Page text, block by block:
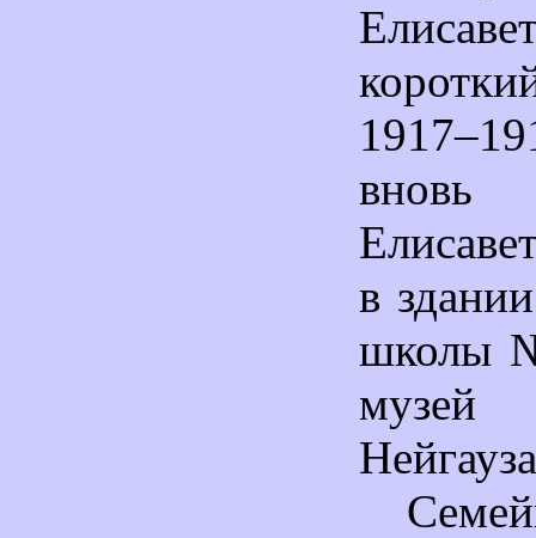
в
школы